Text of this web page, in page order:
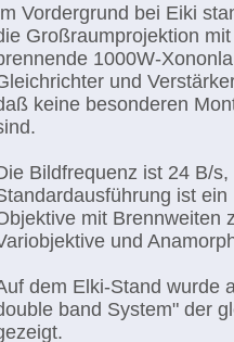
Vordergrund bei Eiki
Großraumprojektion
1000W-
und
keine besonderen
Bildfrequenz ist 24 B/
ist
mit Brennweiten
und
dem Elki-Stand wurde
band System" der